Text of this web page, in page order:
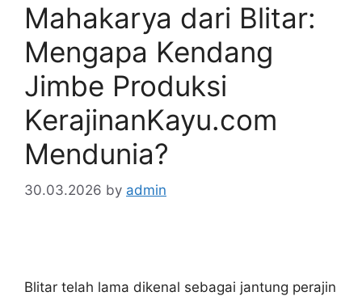
Mahakarya dari Blitar:
Mengapa Kendang
Jimbe Produksi
KerajinanKayu.com
Mendunia?
30.03.2026 by admin
Blitar telah lama dikenal sebagai jantung perajin